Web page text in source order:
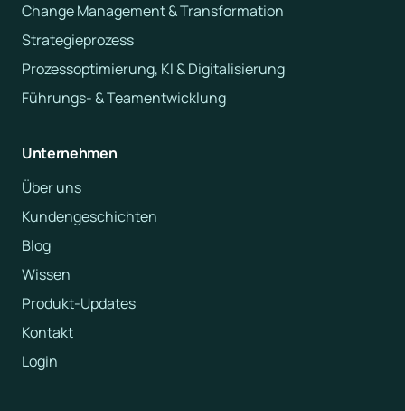
Change Management & Transformation
Strategieprozess
Prozessoptimierung, KI & Digitalisierung
Führungs- & Teamentwicklung
Unternehmen
Über uns
Kundengeschichten
Blog
Wissen
Produkt-Updates
Kontakt
Login